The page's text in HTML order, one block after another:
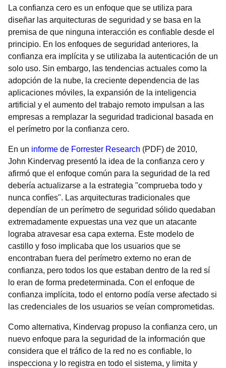
La confianza cero es un enfoque que se utiliza para
diseñar las arquitecturas de seguridad y se basa en la
premisa de que ninguna interacción es confiable desde el
principio. En los enfoques de seguridad anteriores, la
confianza era implícita y se utilizaba la autenticación de un
solo uso. Sin embargo, las tendencias actuales como la
adopción de la nube, la creciente dependencia de las
aplicaciones móviles, la expansión de la inteligencia
artificial y el aumento del trabajo remoto impulsan a las
empresas a remplazar la seguridad tradicional basada en
el perímetro por la confianza cero.
En un informe de Forrester Research (PDF) de 2010,
John Kindervag presentó la idea de la confianza cero y
afirmó que el enfoque común para la seguridad de la red
debería actualizarse a la estrategia "comprueba todo y
nunca confíes". Las arquitecturas tradicionales que
dependían de un perímetro de seguridad sólido quedaban
extremadamente expuestas una vez que un atacante
lograba atravesar esa capa externa. Este modelo de
castillo y foso implicaba que los usuarios que se
encontraban fuera del perímetro externo no eran de
confianza, pero todos los que estaban dentro de la red sí
lo eran de forma predeterminada. Con el enfoque de
confianza implícita, todo el entorno podía verse afectado si
las credenciales de los usuarios se veían comprometidas.
Como alternativa, Kindervag propuso la confianza cero, un
nuevo enfoque para la seguridad de la información que
considera que el tráfico de la red no es confiable, lo
inspecciona y lo registra en todo el sistema, y limita y